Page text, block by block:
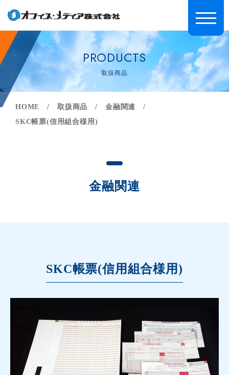
PRODUCTS
取扱商品
HOME 取扱商品
金融関連
SKC帳票(信用組合様用)
金融関連
SKC帳票(信用組合様用)